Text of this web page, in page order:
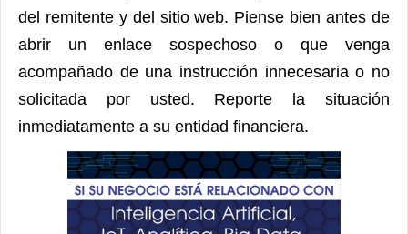
del remitente y del sitio web. Piense bien antes de
abrir un enlace sospechoso o que venga
acompañado de una instrucción innecesaria o no
solicitada por usted. Reporte la situación
inmediatamente a su entidad financiera.